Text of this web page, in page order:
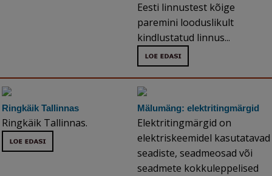
Eesti linnustest kõige
paremini looduslikult
kindlustatud linnus...
Ringkäik Tallinnas
Ringkäik Tallinnas.
Mälumäng: elektritingmärgid
Elektritingmärgid on
elektriskeemidel kasutatavad
seadiste, seadmeosad või
seadmete kokkuleppelised